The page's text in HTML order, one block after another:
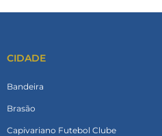
CIDADE
Bandeira
Brasão
Capivariano Futebol Clube